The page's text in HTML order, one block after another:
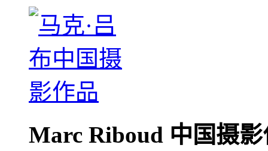
Marc Riboud 中国摄